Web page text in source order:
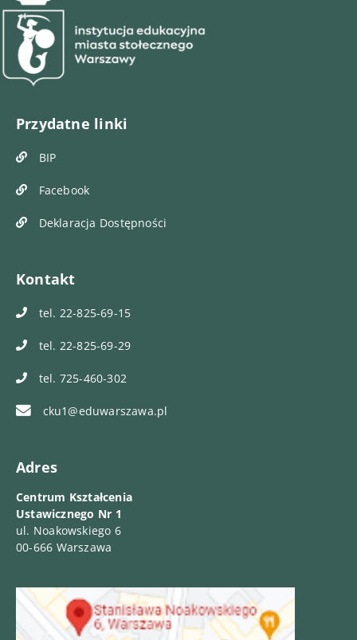
Przydatne linki
BIP
Facebook
Deklaracja Dostępności
Kontakt
tel. 22-825-69-15
tel. 22-825-69-29
tel. 725-460-302
cku1@eduwarszawa.pl
Adres
Centrum Kształcenia
Ustawicznego Nr 1
ul. Noakowskiego 6
00-666 Warszawa